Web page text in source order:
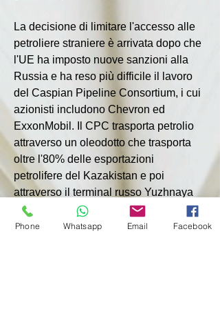
La decisione di limitare l'accesso alle
petroliere straniere è arrivata dopo che
l'UE ha imposto nuove sanzioni alla
Russia e ha reso più difficile il lavoro
del Caspian Pipeline Consortium, i cui
azionisti includono Chevron ed
ExxonMobil. Il CPC trasporta petrolio
attraverso un oleodotto che trasporta
oltre l'80% delle esportazioni
petrolifere del Kazakistan e poi
attraverso il terminal russo Yuzhnaya
Ozereyevka.
Phone Whatsapp Email Facebook